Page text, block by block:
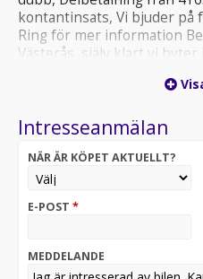
kontantinsats, Vi bjuder på
Ring för mer information
Västerås, själv klart vi
11:00-16:00, Men du kan
vasterasauto @ outlook.com
Intresseanmälan
NÄR ÄR KÖPET AKTUELLT?
E-POST *
MEDDELANDE